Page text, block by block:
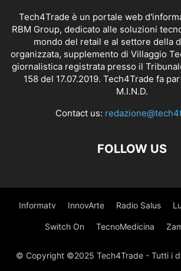
Tech4Trade è un portale web
RBM Group, dedicato alle soluzioni
mondo del retail e al settore della
organizzata, supplemento di Villaggio
giornalistica registrata presso il
158 del 17.07.2019. Tech4Trade fa
M.I.N.D.
Contact us:
FOLLOW US
Informatv InnovArte Radio Salus
Switch On TecnoMedicina
© Copyright ©2025 Tech4Trade - Tutti i